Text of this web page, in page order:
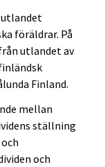
utlandet
föräldrar. På
utlandet av
Finland.
mellan
ställning
och